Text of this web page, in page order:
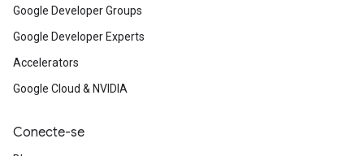
Google Developer Groups
Google Developer Experts
Accelerators
Google Cloud & NVIDIA
Conecte-se